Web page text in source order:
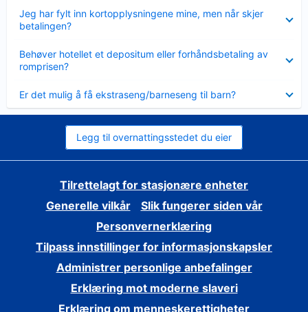
Jeg har fylt inn kortopplysningene mine, men når skjer
betalingen?
mindre
Behøver hotellet et depositum eller forhåndsbetaling av
romprisen?
mindre
Er det mulig å få ekstraseng/barneseng til barn?
mindre
Legg til overnattingsstedet du eier
Tilrettelagt for stasjonære enheter
Generelle vilkår
Slik fungerer siden vår
Personvernerklæring
Tilpass innstillinger for informasjonskapsler
Administrer personlige anbefalinger
Erklæring mot moderne slaveri
Erklæring om menneskerettigheter